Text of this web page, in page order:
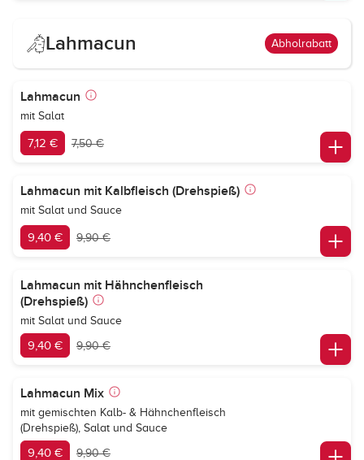
Lahmacun Abholrabatt
Lahmacun
mit Salat
7,12 € 7,50 €
Lahmacun mit Kalbfleisch (Drehspieß)
mit Salat und Sauce
9,40 € 9,90 €
Lahmacun mit Hähnchenfleisch
(Drehspieß)
mit Salat und Sauce
9,40 € 9,90 €
Lahmacun Mix
mit gemischten Kalb- & Hähnchenfleisch
(Drehspieß), Salat und Sauce
9,40 € 9,90 €